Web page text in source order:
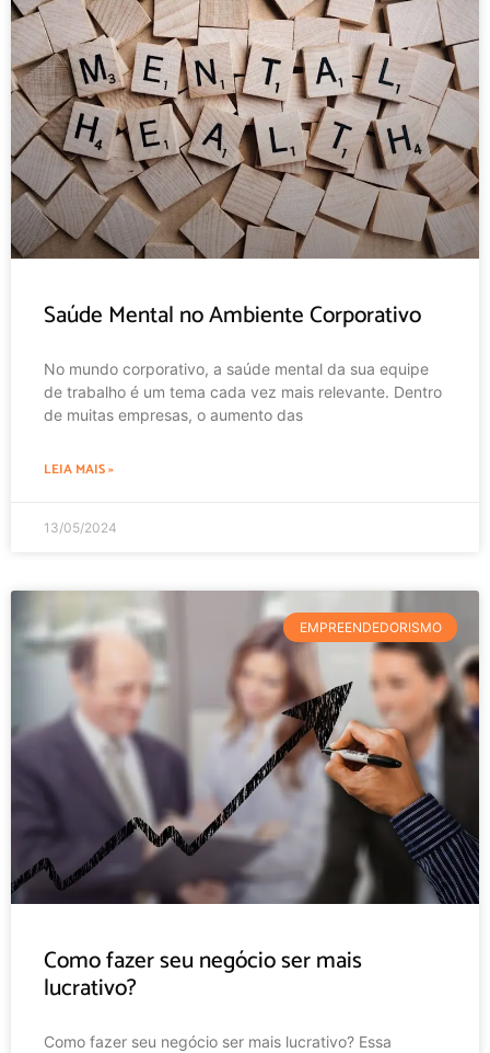
Saúde Mental no Ambiente Corporativo
No mundo corporativo, a saúde mental da sua equipe
de trabalho é um tema cada vez mais relevante. Dentro
de muitas empresas, o aumento das
LEIA MAIS »
13/05/2024
EMPREENDEDORISMO
Como fazer seu negócio ser mais
lucrativo?
Como fazer seu negócio ser mais lucrativo? Essa